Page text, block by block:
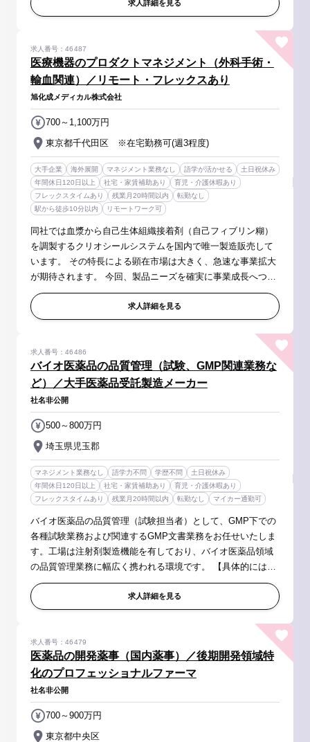
・承認書の維持管理...
求人詳細を見る
医療機器のプロダクトマネジメント（外科手術・
輸血関連）／リモート・フレックスあり
求人番号：46487
旭化成メディカル株式会社
東京都千代田区 ※在宅勤務可(週3程度)
700～1,100万円
大手企業 海外展開 マネジメント業務なし 語学が活かせる
土日祝休み
年間休日120日以上
社宅・家賃補助あり
育児・介護休暇あり
フレックスタイムあり
残業月20時間以内
転勤なし
駅から徒歩10分以内
リモートワーク可
同社では血漿から自己生体組織接着剤（自己フィブリン糊）
を調製するクリオシールシステムを国内で唯一製造販売して
います。 その特長による顕在市場は大きく、急速な事業拡大
が期待されます。 今回、製品ニーズを確実に事業成長へつな
げていくために新しいメンバーを募集します。 ■具体的には
・市場ニーズに基づ...
求人詳細を見る
バイオ医薬品の品質管理（試験、GMP関連業務な
ど）／大手医薬品受託製造メーカー
求人番号：46486
社名非公開
埼玉県児玉郡
500～800万円
マネジメント業務なし 語学力不問 学歴不問
土日祝休み
年間休日120日以上
社宅・家賃補助あり
育児・介護休暇あり
フレックスタイムあり
残業月20時間以内 転勤なし マイカー通勤可
バイオ医薬品の品質管理（試験担当者）として、GMP下での
各種試験業務および関連するGMP文書業務をお任せいたしま
す。工場は注射剤製造機能を有しており、バイオ医薬品領域
の品質管理業務に幅広く携われる環境です。 【具体的には】
◆バイオ医薬品の品質管理試験 ・バイオアッセイ（機能・力
価評価）：細胞ベース力...求人詳細を見る
医薬品の開発薬事（国内薬事）／後期開発領域特
化のプロフェッショナルファーマ
求人番号：46479
社名非公開
東京都中央区
700～900万円